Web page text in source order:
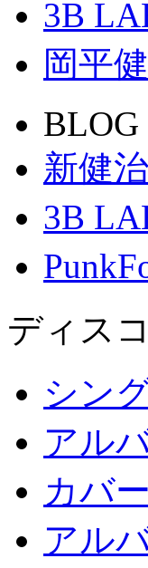
3B
岡平
BLOG
新健
3B
ディス
シン
アル
カバ
アル